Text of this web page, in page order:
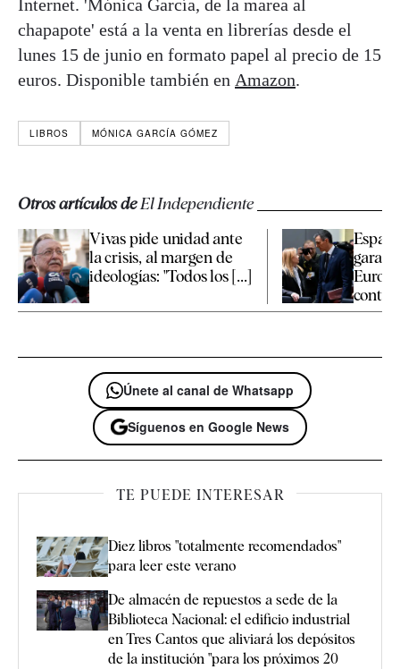
Internet. 'Mónica García, de la marea al
chapapote' está a la venta en librerías desde el
lunes 15 de junio en formato papel al precio de 15
euros. Disponible también en Amazon.
LIBROS MÓNICA GARCÍA GÓMEZ
Otros artículos deEl Independiente
Vivas pide unidad ante
la crisis, al margen de
ideologías: "Todos los [...]
Únete al canal de Whatsapp
Síguenos en Google News
TE PUEDE INTERESAR
Diez libros "totalmente recomendados"
para leer este verano
De almacén de repuestos a sede de la
Biblioteca Nacional: el edificio industrial
en Tres Cantos que aliviará los depósitos
de la institución "para los próximos 20